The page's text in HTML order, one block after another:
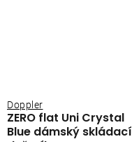
ZERO flat Uni Crystal
Blue dámský skládací
Doppler